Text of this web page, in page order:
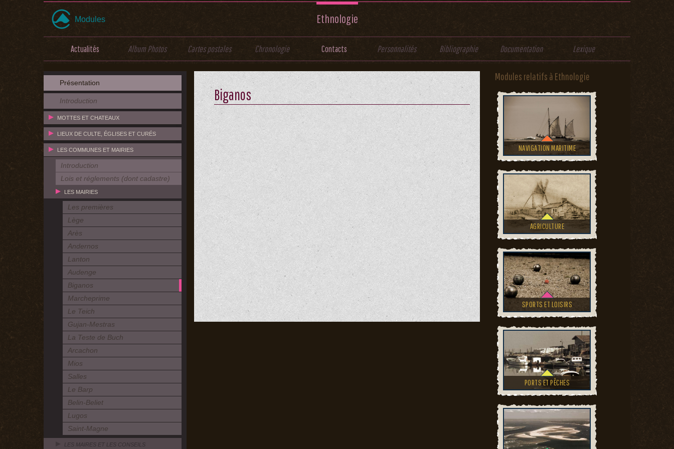
Modules Ethnologie
Actualités Album Photos Cartes postales Chronologie Contacts Personnalités Bibliographie Documentation Lexique
Présentation
Introduction
MOTTES ET CHATEAUX
LIEUX DE CULTE, ÉGLISES ET CURÉS
LES COMMUNES ET MAIRIES
Introduction
Lois et réglements (dont cadastre)
LES MAIRIES
Les premières
Lège
Arès
Andernos
Lanton
Audenge
Biganos
Marcheprime
Le Teich
Gujan-Mestras
La Teste de Buch
Arcachon
Mios
Salles
Le Barp
Belin-Beliet
Lugos
Saint-Magne
LES MAIRES ET LES CONSEILS
Biganos
Modules relatifs à Ethnologie
NAVIGATION MARITIME
AGRICULTURE
SPORTS ET LOISIRS
PORTS ET PÊCHES